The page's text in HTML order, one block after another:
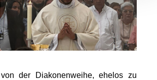
der Diakonenweihe, ehelos zu